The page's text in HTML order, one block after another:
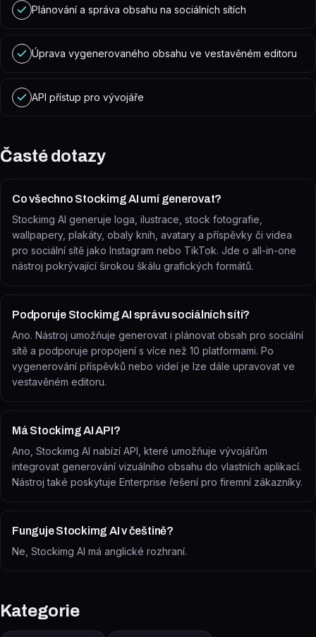
Plánování a správa obsahu na sociálních sítích
Úprava vygenerovaného obsahu ve vestavěném editoru
API přístup pro vývojáře
Časté dotazy
Co všechno Stockimg AI umí generovat?
Stockimg AI generuje loga, ilustrace, stock fotografie,
wallpapery, plakáty, obaly knih, avatary a příspěvky či videa
pro sociální sítě jako Instagram nebo TikTok. Jde o all-in-one
nástroj pokrývající širokou škálu grafických formátů.
Podporuje Stockimg AI správu sociálních sítí?
Ano. Nástroj umožňuje generovat i plánovat obsah pro sociální
sítě a podporuje propojení s více než 10 platformami. Po
vygenerování příspěvků nebo videí je lze dále upravovat ve
vestavěném editoru.
Má Stockimg AI API?
Ano, Stockimg AI nabízí API, které umožňuje vývojářům
integrovat generování vizuálního obsahu do vlastních aplikací.
Nástroj také poskytuje Enterprise řešení pro firemní zákazníky.
Funguje Stockimg AI v češtině?
Ne, Stockimg AI má anglické rozhraní.
Kategorie